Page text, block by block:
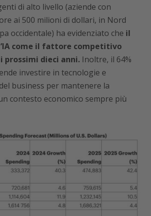
di alto livello (aziende con
ai 500 milioni di dollari, in Nord
occidentale) ha evidenziato che il
come il fattore competitivo
prossimi dieci anni. Inoltre, il 64%
investire in tecnologie e
business per mantenere la
contesto economico sempre più